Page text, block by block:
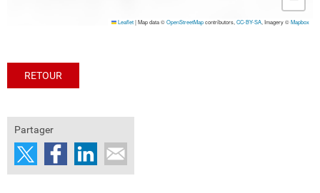
Leaflet|Map data ©OpenStreetMapcontributors, CC-BY-SA , Imagery ©Mapbox
RETOUR
Partager